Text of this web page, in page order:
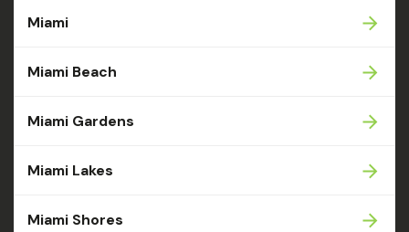
Miami
Miami Beach
Miami Gardens
Miami Lakes
Miami Shores